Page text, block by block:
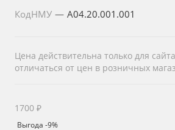
КодНМУ — A04.20.001.001
Цена действительна только для
отличаться от цен в розничных
1700 ₽
Выгода -9%